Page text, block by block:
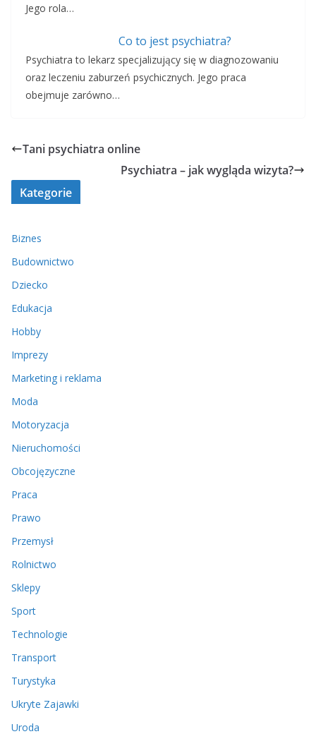
Jego rola…
Co to jest psychiatra?
Psychiatra to lekarz specjalizujący się w diagnozowaniu
oraz leczeniu zaburzeń psychicznych. Jego praca
obejmuje zarówno…
Tani psychiatra online
Psychiatra – jak wygląda wizyta?
Kategorie
Biznes
Budownictwo
Dziecko
Edukacja
Hobby
Imprezy
Marketing i reklama
Moda
Motoryzacja
Nieruchomości
Obcojęzyczne
Praca
Prawo
Przemysł
Rolnictwo
Sklepy
Sport
Technologie
Transport
Turystyka
Ukryte Zajawki
Uroda